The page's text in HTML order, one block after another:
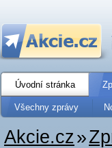
Úvodní stránka
Všechny zprávy
Akcie.cz»